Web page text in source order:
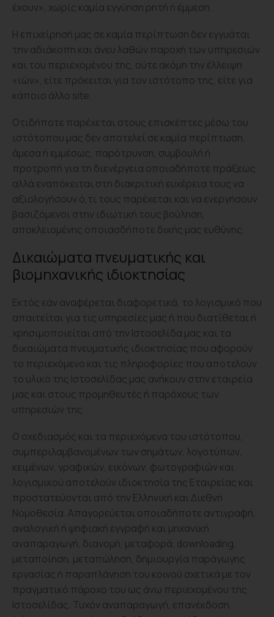
έχουν», χωρίς καμία εγγύηση ρητή ή έμμεση.
Η επιχείρησή μας σε καμία περίπτωση δεν εγγυάται
την αδιάκοπη και άνευ λαθών παροχή των υπηρεσιών
και του περιεχομένου της, ούτε ακόμη την έλλειψη
«ιών», είτε πρόκειται για τον ιστότοπο της, είτε για
κάποιο άλλο site.
Οτιδήποτε παρέχεται στους επισκέπτες μέσω του
ιστότοπου μας δεν αποτελεί σε καμία περίπτωση,
άμεσα ή εμμέσως, παρότρυνση, συμβουλή ή
προτροπή για τη διενέργεια οποιαδήποτε πράξεως
αλλά εναπόκειται στη διακριτική ευχέρεια τους να
αξιολογήσουν ό,τι τους παρέχεται και να ενεργήσουν
βασιζόμενοι στην ιδιωτική τους βούληση,
αποκλειομένης οποιασδήποτε δικής μας ευθύνης.
Δικαιώματα πνευματικής και
βιομηχανικής ιδιοκτησίας
Εκτός εάν αναφέρεται διαφορετικά, το λογισμικό που
απαιτείται για τις υπηρεσίες μας ή που διατίθεται ή
χρησιμοποιείται από την Ιστοσελίδα μας και τα
δικαιώματα πνευματικής ιδιοκτησίας που αφορούν
το περιεχόμενο και τις πληροφορίες που αποτελούν
το υλικό της Ιστοσελίδας μας ανήκουν στην εταιρεία
μας και στους προμηθευτές ή παρόχους των
υπηρεσιών της.
Ο σχεδιασμός και τα περιεχόμενα του ιστότοπου,
συμπεριλαμβανομένων των σημάτων, λογοτύπων,
κειμένων, γραφικών, εικόνων, φωτογραφιών και
λογισμικού αποτελούν ιδιοκτησία της Εταιρείας και
προστατεύονται από την Ελληνική και Διεθνή
Νομοθεσία. Απαγορεύεται οποιαδήποτε αντιγραφή,
αναλογική ή ψηφιακή εγγραφή και μηχανική
αναπαραγωγή, διανομή, μεταφορά, downloading,
μεταποίηση, μεταπώληση, δημιουργία παράγωγης
εργασίας ή παραπλάνηση του κοινού σχετικά με τον
πραγματικό πάροχο του ως άνω περιεχομένου της
Ιστοσελίδας. Τυχόν αναπαραγωγή, επανέκδοση,